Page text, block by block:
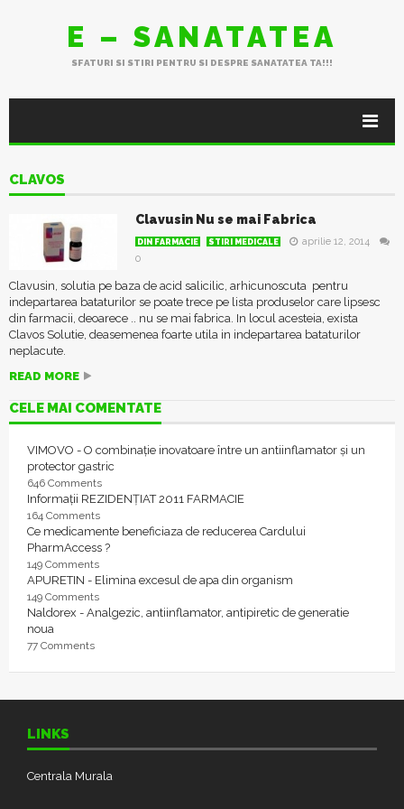
E – SANATATEA
SFATURI SI STIRI PENTRU SI DESPRE SANATATEA TA!!!
CLAVOS
Clavusin Nu se mai Fabrica
DIN FARMACIE STIRI MEDICALE
aprilie 12, 2014
0
Clavusin, solutia pe baza de acid salicilic, arhicunoscuta pentru
indepartarea bataturilor se poate trece pe lista produselor care lipsesc
din farmacii, deoarece .. nu se mai fabrica. In locul acesteia, exista
Clavos Solutie, deasemenea foarte utila in indepartarea bataturilor
neplacute.
READ MORE
CELE MAI COMENTATE
VIMOVO - O combinație inovatoare între un antiinflamator și un
protector gastric
646 Comments
Informații REZIDENȚIAT 2011 FARMACIE
164 Comments
Ce medicamente beneficiaza de reducerea Cardului
PharmAccess ?
149 Comments
APURETIN - Elimina excesul de apa din organism
149 Comments
Naldorex - Analgezic, antiinflamator, antipiretic de generatie
noua
77 Comments
LINKS
Centrala Murala